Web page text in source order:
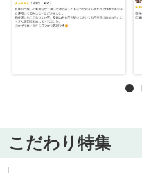
こだわり特集